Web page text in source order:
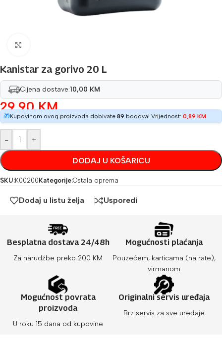
Kanistar za gorivo 20 L
Cijena dostave:10,00 KM
29,90KM
🎁Kupovinom ovog proizvoda dobivate 89 bodova! Vrijednost: 0,89 KM
- +
DODAJ U KOŠARICU
SKU:K00200 Kategorije:Ostala oprema
Dodaj u listu želja Usporedi
Besplatna dostava 24/48h
Za narudžbe preko 200 KM
Mogućnosti plaćanja
Pouzećem, karticama (na rate),
virmanom
Mogućnost povrata
proizvoda
U roku 15 dana od kupovine
Originalni servis uređaja
Brz servis za sve uređaje